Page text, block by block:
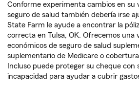
Conforme experimenta cambios en su
seguro de salud también debería irse
State Farm le ayude a encontrar la
correcta en Tulsa, OK. Ofrecemos una
económicos de seguro de salud
suplementario de Medicare o
Incluso puede proteger su cheque con
incapacidad para ayudar a cubrir